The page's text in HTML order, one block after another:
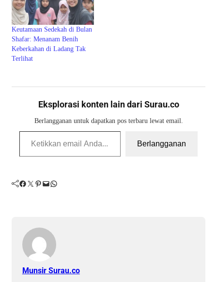
Keutamaan Sedekah di Bulan
Shafar: Menanam Benih
Keberkahan di Ladang Tak
Terlihat
Eksplorasi konten lain dari Surau.co
Berlangganan untuk dapatkan pos terbaru lewat email.
Ketikkan email Anda...
Berlangganan
Facebook Twitter Pinterest Mail WhatsApp
Munsir Surau.co